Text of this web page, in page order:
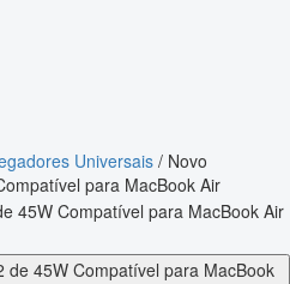
Universais/ Novo
para MacBook Air